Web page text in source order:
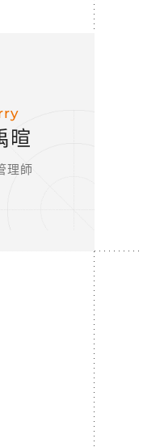
暄
理師